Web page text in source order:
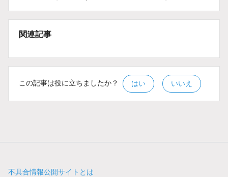
関連記事
この記事は役に立ちましたか？ はい いいえ
不具合情報公開サイトとは